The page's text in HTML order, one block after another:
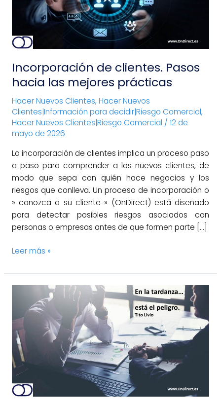
Incorporación de clientes. Pasos
hacia las mejores prácticas
Hacer Nuevos Clientes, Hacer Nuevos
Clientes|Información para decidir|Riesgo Comercial,
Hacer Nuevos Clientes|Riesgo Comercial / 12 de
mayo de 2026
La incorporación de clientes implica un proceso paso
a paso para comprender a los nuevos clientes, de
modo que sepa con quién hace negocios y los
riesgos que conlleva. Un proceso de incorporación o
» conozca a su cliente » (OnDirect) está diseñado
para detectar posibles riesgos asociados con
personas o empresas antes de que formen parte […]
mejores
prácticas
Leer más »
alerta
para
identificar
una
empresa
en
dificultades